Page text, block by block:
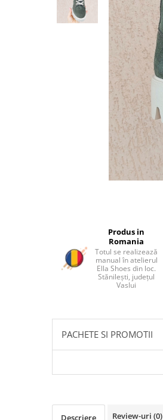
Produs in
Romania
Totul se realizează
manual în atelierul
Ella Shoes din loc.
Stănilești, județul
Vaslui
PACHETE SI PROMOTII
Descriere Review-uri (0)